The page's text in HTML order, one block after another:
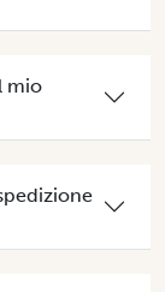
mio